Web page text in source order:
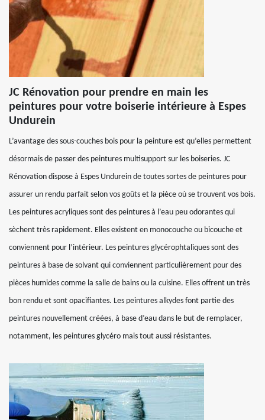
JC Rénovation pour prendre en main les
peintures pour votre boiserie intérieure à Espes
Undurein
L’avantage des sous-couches bois pour la peinture est qu’elles permettent
désormais de passer des peintures multisupport sur les boiseries. JC
Rénovation dispose à Espes Undurein de toutes sortes de peintures pour
assurer un rendu parfait selon vos goûts et la pièce où se trouvent vos bois.
Les peintures acryliques sont des peintures à l’eau peu odorantes qui
sèchent très rapidement. Elles existent en monocouche ou bicouche et
conviennent pour l’intérieur. Les peintures glycérophtaliques sont des
peintures à base de solvant qui conviennent particulièrement pour des
pièces humides comme la salle de bains ou la cuisine. Elles offrent un très
bon rendu et sont opacifiantes. Les peintures alkydes font partie des
peintures nouvellement créées, à base d’eau dans le but de remplacer,
notamment, les peintures glycéro mais tout aussi résistantes.